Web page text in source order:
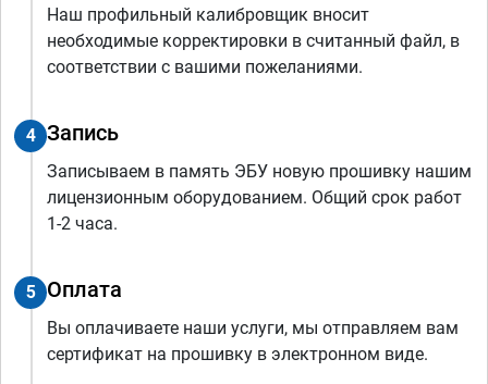
Наш профильный калибровщик вносит
необходимые корректировки в считанный файл, в
соответствии с вашими пожеланиями.
4 Запись
Записываем в память ЭБУ новую прошивку нашим
лицензионным оборудованием. Общий срок работ
1-2 часа.
5 Оплата
Вы оплачиваете наши услуги, мы отправляем вам
сертификат на прошивку в электронном виде.